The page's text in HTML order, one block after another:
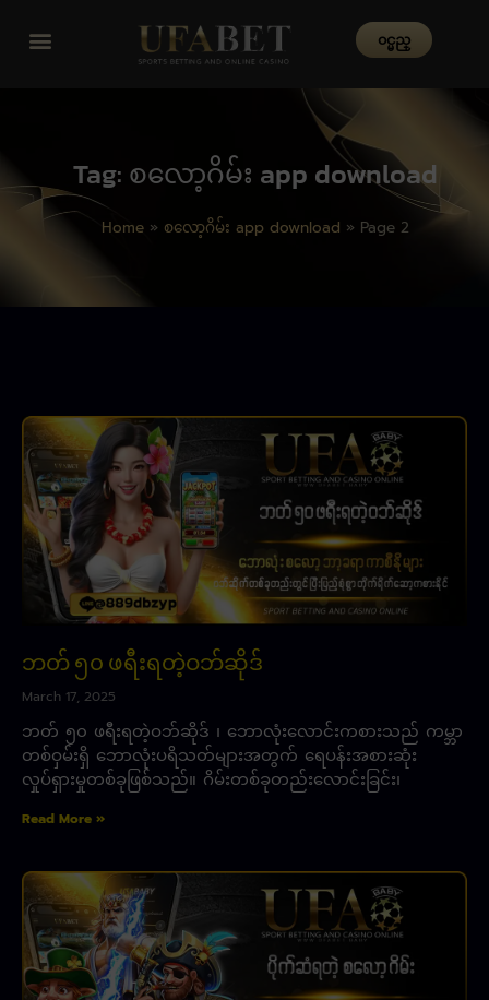
၀င္မည္
Tag: စလော့ဂိမ်း app download
Home » စလော့ဂိမ်း app download » Page 2
ဘတ် ၅၀ ဖရီးရတဲ့ဝဘ်ဆိုဒ်
March 17, 2025
ဘတ် ၅၀ ဖရီးရတဲ့ဝဘ်ဆိုဒ် ၊ ဘောလုံးလောင်းကစားသည် ကမ္ဘာ
တစ်ဝှမ်းရှိ ဘောလုံးပရိသတ်များအတွက် ရေပန်းအစားဆုံး
လှုပ်ရှားမှုတစ်ခုဖြစ်သည်။ ဂိမ်းတစ်ခုတည်းလောင်းခြင်း၊
Read More »